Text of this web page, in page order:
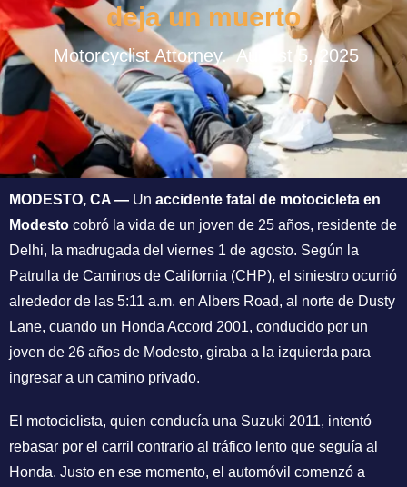
deja un muerto
Motorcyclist Attorney. August 5, 2025
MODESTO, CA — Un accidente fatal de motocicleta en
Modesto cobró la vida de un joven de 25 años, residente de
Delhi, la madrugada del viernes 1 de agosto. Según la
Patrulla de Caminos de California (CHP), el siniestro ocurrió
alrededor de las 5:11 a.m. en Albers Road, al norte de Dusty
Lane, cuando un Honda Accord 2001, conducido por un
joven de 26 años de Modesto, giraba a la izquierda para
ingresar a un camino privado.
El motociclista, quien conducía una Suzuki 2011, intentó
rebasar por el carril contrario al tráfico lento que seguía al
Honda. Justo en ese momento, el automóvil comenzó a